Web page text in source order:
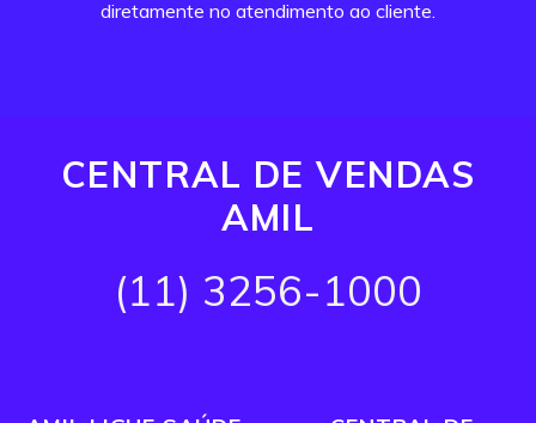
diretamente no atendimento ao cliente.
CENTRAL DE VENDAS
AMIL
(11) 3256-1000